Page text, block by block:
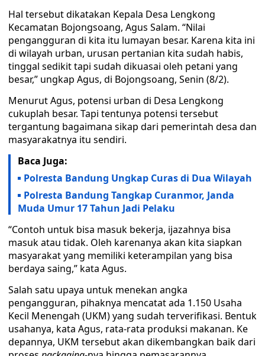
Hal tersebut dikatakan Kepala Desa Lengkong
Kecamatan Bojongsoang, Agus Salam. “Nilai
pengangguran di kita itu lumayan besar. Karena kita ini
di wilayah urban, urusan pertanian kita sudah habis,
tinggal sedikit tapi sudah dikuasai oleh petani yang
besar,” ungkap Agus, di Bojongsoang, Senin (8/2).
Menurut Agus, potensi urban di Desa Lengkong
cukuplah besar. Tapi tentunya potensi tersebut
tergantung bagaimana sikap dari pemerintah desa dan
masyarakatnya itu sendiri.
Baca Juga:
Polresta Bandung Ungkap Curas di Dua Wilayah
Polresta Bandung Tangkap Curanmor, Janda
Muda Umur 17 Tahun Jadi Pelaku
“Contoh untuk bisa masuk bekerja, ijazahnya bisa
masuk atau tidak. Oleh karenanya akan kita siapkan
masyarakat yang memiliki keterampilan yang bisa
berdaya saing,” kata Agus.
Salah satu upaya untuk menekan angka
pengangguran, pihaknya mencatat ada 1.150 Usaha
Kecil Menengah (UKM) yang sudah terverifikasi. Bentuk
usahanya, kata Agus, rata-rata produksi makanan. Ke
depannya, UKM tersebut akan dikembangkan baik dari